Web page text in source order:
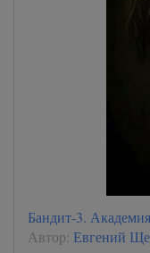
Бандит-3. Академия
Автор: Евгений